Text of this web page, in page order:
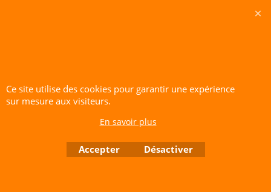
sont pas fendues, car une rondelle abîmée
Site de Vente Par Correspondance.
Tél: 06 80 60 73 47 Mail:cerfvolantservice@gmail.com
Contactez nous de 10 h à 18 h 30 tous les jours sauf le Dimanche et jours fériés
Ce site utilise des cookies pour garantir une expérience
sur mesure aux visiteurs.
En savoir plus
Accepter Désactiver